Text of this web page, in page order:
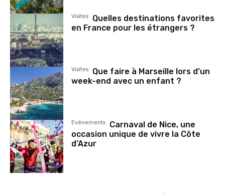
Visites
Quelles destinations favorites
en France pour les étrangers ?
Visites
Que faire à Marseille lors d’un
week-end avec un enfant ?
Evénements
Carnaval de Nice, une
occasion unique de vivre la Côte
d’Azur